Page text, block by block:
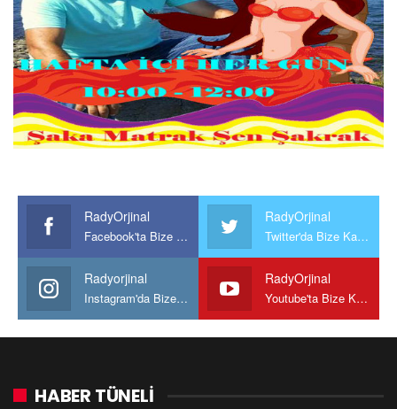
RadyOrjinal
Facebook'ta Bize Katılın
RadyOrjinal
Twitter'da Bize Katılın
Radyorjinal
Instagram'da Bize katılın
RadyOrjinal
Youtube'ta Bize Katılın
HABER TÜNELİ